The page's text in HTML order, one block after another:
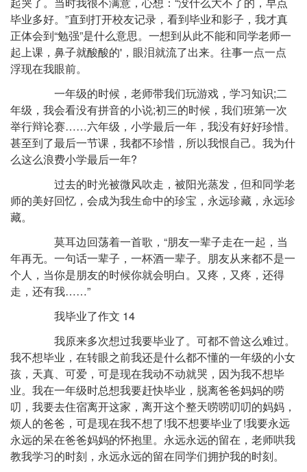
毕业多好。”直到打开校友记录，看到毕业和影子，我才真
正体会到“勉强”是什么意思。一想到从此不能和同学老师一
起上课，鼻子就酸酸的'，眼泪就流了出来。往事一点一点
浮现在我眼前。
一年级的时候，老师带我们玩游戏，学习知识;二
年级，我会看没有拼音的小说;初三的时候，我们班第一次
举行辩论赛……六年级，小学最后一年，我没有好好珍惜。
甚至到了最后一节课，我都不珍惜，所以我恨自己。我为什
么这么浪费小学最后一年?
过去的时光被微风吹走，被阳光蒸发，但和同学老
师的美好回忆，会成为我生命中的珍宝，永远珍藏，永远珍
藏。
莫耳边回荡着一首歌，“朋友一辈子走在一起，当
年再无。一句话一辈子，一杯酒一辈子。朋友从来都不是一
个人，当你是朋友的时候你就会明白。又疼，又疼，还得
走，还有我……”
我毕业了作文 14
我原来多次想过我要毕业了。可都不曾这么难过。
我不想毕业，在转眼之前我还是什么都不懂的一年级的小女
孩，天真、可爱，可是现在我动不动就哭，因为我不想毕
业。我在一年级时总想我要赶快毕业，脱离爸爸妈妈的唠
叨，我要去住宿离开这家，离开这个整天唠唠叨叨的妈妈，
烦人的爸爸，可是现在我不想了!我不想要毕业了!我要永远
永远的呆在爸爸妈妈的怀抱里。永远永远的留在，老师哄我
教我学习的时刻，永远永远的留在同学们拥护我的时刻。